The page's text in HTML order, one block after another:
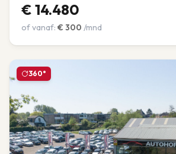
€ 14.480
of vanaf: € 300 /mnd
360°